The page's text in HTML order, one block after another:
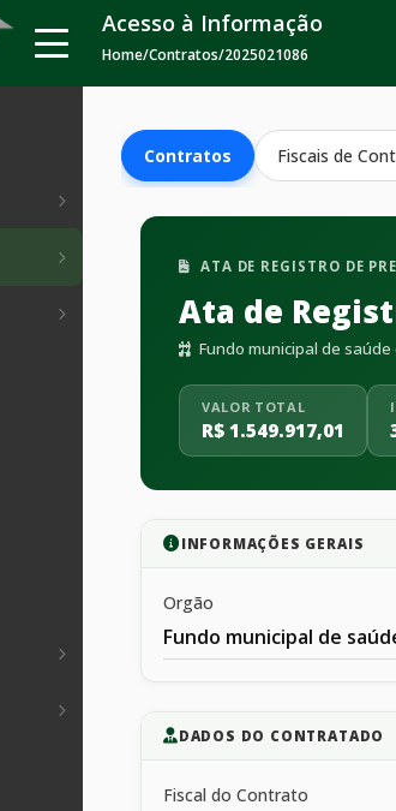
Acesso à Informação
Home/Contratos/2025021086
Contratos Fiscais de
ATA DE REGISTRO DE
Ata de
Fundo municipal de saúde
VALOR TOTAL
R$ 1.549.917,01
INFORMAÇÕES GERAIS
Orgão
Fundo municipal de
DADOS DO CONTRATADO
Fiscal do Contrato